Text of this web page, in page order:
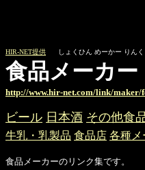
HIR-NET提供 しょくひん めーかー りんく
食品メーカ
http://www.hir-net.com/link/maker/
ビール 日本酒 その他食
牛乳・乳製品 食品店 各種メ
食品メーカーのリンク集です。